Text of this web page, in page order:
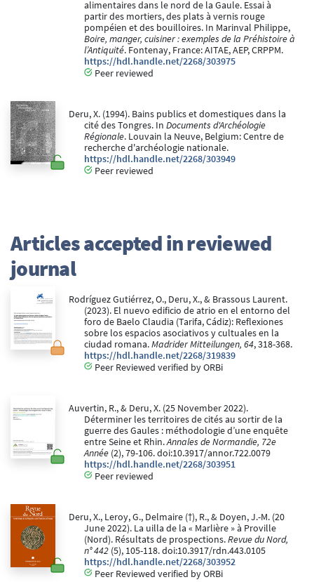
alimentaires dans le nord de la Gaule. Essai à
partir des mortiers, des plats à vernis rouge
pompéien et des bouilloires. In Marinval Philippe,
Boire, manger, cuisiner : exemples de la Préhistoire à
l’Antiquité. Fontenay, France: AITAE, AEP, CRPPM.
https://hdl.handle.net/2268/303975
Peer reviewed
Deru, X. (1994). Bains publics et domestiques dans la
cité des Tongres. In Documents d'Archéologie
Régionale. Louvain la Neuve, Belgium: Centre de
recherche d'archéologie nationale.
https://hdl.handle.net/2268/303949
Peer reviewed
Articles accepted in reviewed
journal
Rodríguez Gutiérrez, O., Deru, X., & Brassous Laurent.
(2023). El nuevo edificio de atrio en el entorno del
foro de Baelo Claudia (Tarifa, Cádiz): Reflexiones
sobre los espacios asociativos y cultuales en la
ciudad romana.Madrider Mitteilungen, 64, 318-368.
https://hdl.handle.net/2268/319839
Peer Reviewed verified by ORBi
Auvertin, R., & Deru, X. (25 November 2022).
Déterminer les territoires de cités au sortir de la
guerre des Gaules : méthodologie d’une enquête
entre Seine et Rhin.Annales de Normandie, 72e
Année (2), 79-106. doi:10.3917/annor.722.0079
https://hdl.handle.net/2268/303951
Peer reviewed
Deru, X., Leroy, G., Delmaire (†), R., & Doyen, J.-M. (20
June 2022). La uilla de la « Marlière » à Proville
(Nord). Résultats de prospections.Revue du Nord,
n° 442 (5), 105-118. doi:10.3917/rdn.443.0105
https://hdl.handle.net/2268/303952
Peer Reviewed verified by ORBi